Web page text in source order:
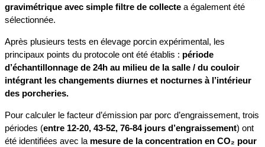
gravimétrique avec simple filtre de collecte a également été
sélectionnée.
Après plusieurs tests en élevage porcin expérimental, les
principaux points du protocole ont été établis : période
d’échantillonnage de 24h au milieu de la salle / du couloir
intégrant les changements diurnes et nocturnes à l’intérieur
des porcheries.
Pour calculer le facteur d’émission par porc d’engraissement, trois
périodes (entre 12-20, 43-52, 76-84 jours d’engraissement) ont
été identifiées avec la mesure de la concentration en CO₂ pour